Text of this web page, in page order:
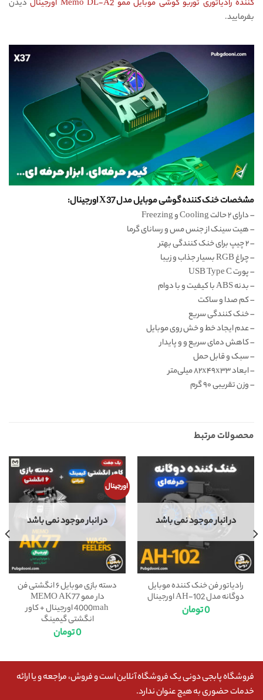
کننده رادیاتوری توربو گوشی موبایل ممو Memo DL-A2 اورجینال
دیدن
بفرمایید.
مشخصات خنک کننده گوشی موبایل مدل X37 اورجینال:
– دارای ۲ حالت Cooling و Freezing
– هیت سینک از جنس مس و رسانای گرما
– ۲ چیپ برای خنک کنندگی بهتر
– چراغ RGB بسیار جذاب و زیبا
– پورت USB Type C
– بدنه ABS با کیفیت و با دوام
– کم صدا و ساکت
– خنک کنندگی سریع
– عدم ایجاد خط و خش روی موبایل
– کاهش دمای سریع و و پایدار
– سبک و قابل حمل
– ابعاد ۸۲x۴۹x۳۳ میلی‌متر
– وزن تقریبی ۹۰ گرم
محصولات مرتبط
در انبار موجود نمی باشد
رادیاتور فن خنک کننده موبایل
دوگانه مدل AH-102 اورجینال
0تومان
اورجینال
در انبار موجود نمی باشد
دسته بازی موبایل ۶ انگشتی فن
دار ممو MEMO AK77
4000mah اورجینال + کاور
انگشتی گیمینگ
0تومان
فروشگاه پابجی دونی یک فروشگاه آنلاین است و فروش، مراجعه و یا ارائه
خدمات حضوری به هیچ عنوان ندارد.